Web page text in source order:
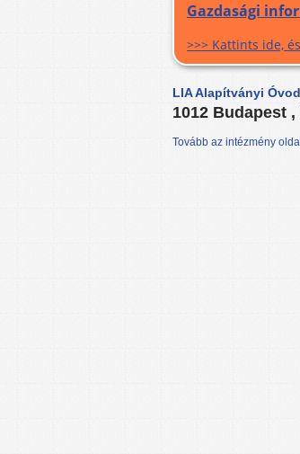
Gazdasági
>>> Kattints ide,
LIA Alapítványi
1012 Budapest
Tovább az intézmény